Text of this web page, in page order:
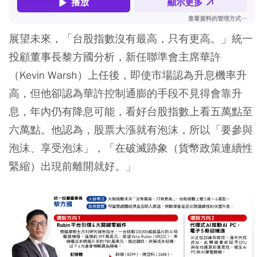
展望未來，「台股指數沒有最高，只有更高。」統一
投顧董事長黎方國分析，新任聯準會主席華許
（Kevin Warsh）上任後，即使市場認為升息機率升
高，但他卻認為華許控制通膨的手段不見得會靠升
息，年內仍有降息可能，看好台股指數上看五萬點至
六萬點。他認為，股票大漲就有泡沫，所以「要參與
泡沫、享受泡沫」，「在破滅跡象（貨幣政策連續性
緊縮）出現前離開就好。」